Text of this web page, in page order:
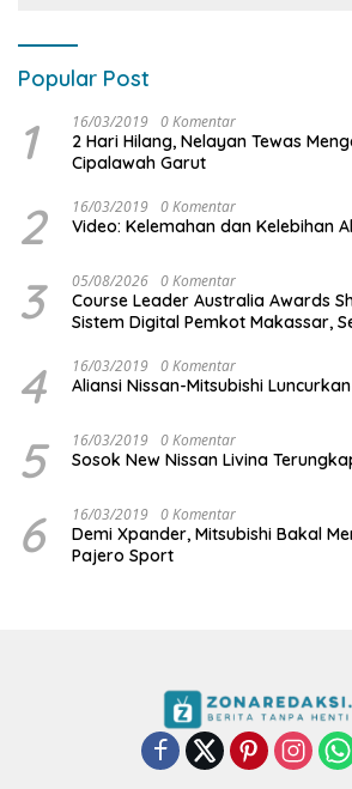
Popular Post
1 16/03/2019 0 Komentar
2 Hari Hilang, Nelayan Tewas
Cipalawah Garut
2 16/03/2019 0 Komentar
Video: Kelemahan dan Kelebihan
3 05/08/2026 0 Komentar
Course Leader Australia Awards
Sistem Digital Pemkot Makassar,
4 16/03/2019 0 Komentar
Aliansi Nissan-Mitsubishi
5 16/03/2019 0 Komentar
Sosok New Nissan Livina
6 16/03/2019 0 Komentar
Demi Xpander, Mitsubishi Bakal
Pajero Sport